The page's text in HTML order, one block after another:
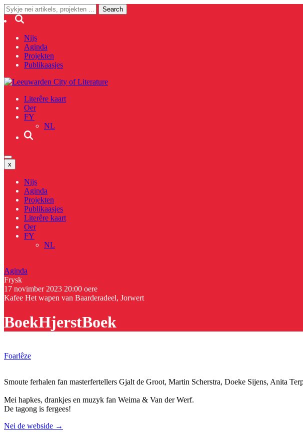
Nijs
Aginda
Projekten
Publikaasjes
Literêre kaart
Oer
FY
NL
x
Nijs
Aginda
Projekten
Publikaasjes
Literêre kaart
Oer
FY
NL
Aginda
Frysk
17 novimber 2023 20:00 oere
Kafee Het wapen van Baarderadeel, Jorwert
BoekHjerstBoek
Foarlêze
Smoute ferhalen fan masterfertellers Gjalt de Groot, Martin Scherstra, Doeke Sijens, Anita
Mei hapkes, drankjes en muzyk fan Weima & Van der Werf.
De tagong is fergees!
Nei de webside →